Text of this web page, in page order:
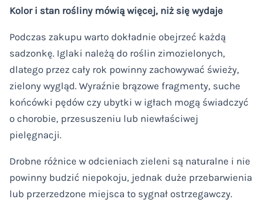
Kolor i stan rośliny mówią więcej, niż się wydaje
Podczas zakupu warto dokładnie obejrzeć każdą
sadzonkę. Iglaki należą do roślin zimozielonych,
dlatego przez cały rok powinny zachowywać świeży,
zielony wygląd. Wyraźnie brązowe fragmenty, suche
końcówki pędów czy ubytki w igłach mogą świadczyć
o chorobie, przesuszeniu lub niewłaściwej
pielęgnacji.
Drobne różnice w odcieniach zieleni są naturalne i nie
powinny budzić niepokoju, jednak duże przebarwienia
lub przerzedzone miejsca to sygnał ostrzegawczy.